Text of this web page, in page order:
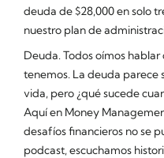
deuda de $28,000 en solo
nuestro plan de
Deuda. Todos oímos
tenemos. La deuda parece
vida, pero ¿qué sucede
Aquí en Money
desafíos financieros no se
podcast, escuchamos